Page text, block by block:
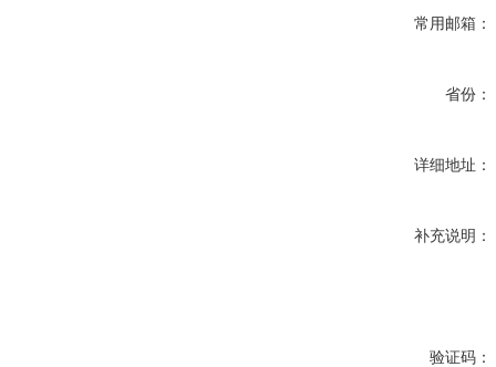
常用邮箱：
省份：
详细地址：
补充说明：
验证码：